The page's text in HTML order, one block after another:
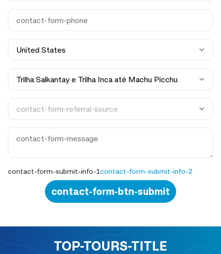
contact-form-submit-info-1contact-form-submit-info-2
contact-form-btn-submit
TOP-TOURS-TITLE